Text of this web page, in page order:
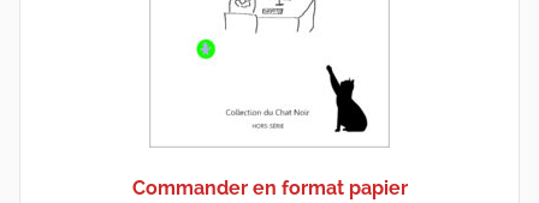
Commander en format papier